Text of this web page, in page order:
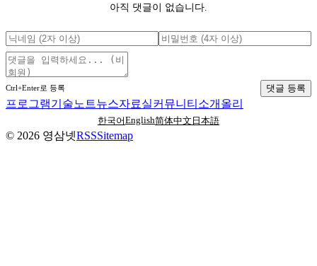
아직 댓글이 없습니다.
Ctrl+Enter로 등록 댓글 등록
프로그램기술노트뉴스자료실커뮤니티 소개 올리
한국어English简体中文 日本語
© 2026 영삼넷RSSSitemap